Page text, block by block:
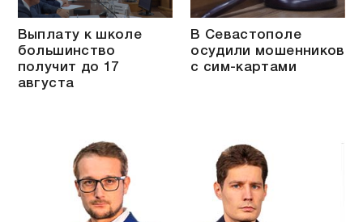
Выплату к школе
большинство
получит до 17
августа
В Севастополе
осудили мошенников
с сим-картами